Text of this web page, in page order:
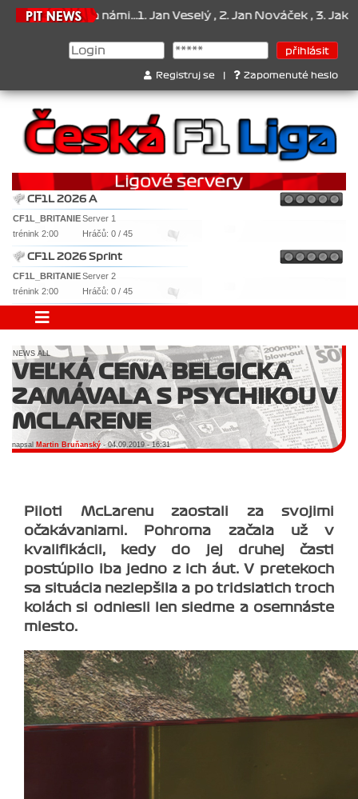
1 je za námi...1. Jan Veselý , 2. Jan Nováček , 3. Jakub
Registruj se Zapomenuté heslo
CF1L 2026 A
CF1L_BRITANIEServer 1
trénink 2:00
Hráčů: 0 / 45
CF1L 2026 Sprint
CF1L_BRITANIEServer 2
trénink 2:00
Hráčů: 0 / 45
NEWS ALL
VEĽKÁ CENA BELGICKA
ZAMÁVALA S PSYCHIKOU V
MCLARENE
napsal Martin Bruňanský- 04.09.2019 - 16:31
Piloti McLarenu zaostali za svojimi
očakávaniami. Pohroma začala už v
kvalifikácii, kedy do jej druhej časti
postúpilo iba jedno z ich áut. V pretekoch
sa situácia nezlepšila a po tridsiatich troch
kolách si odniesli len siedme a osemnáste
miesto.